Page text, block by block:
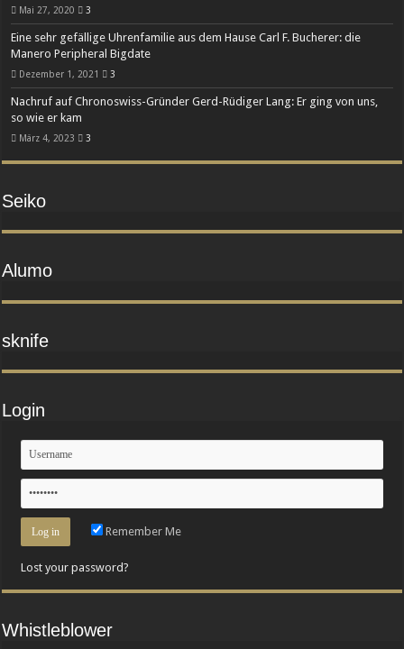
Mai 27, 2020 3
Eine sehr gefällige Uhrenfamilie aus dem Hause Carl F. Bucherer: die
Manero Peripheral Bigdate
Dezember 1, 2021 3
Nachruf auf Chronoswiss-Gründer Gerd-Rüdiger Lang: Er ging von uns,
so wie er kam
März 4, 2023 3
Seiko
Alumo
sknife
Login
Remember Me
Lost your password?
Whistleblower